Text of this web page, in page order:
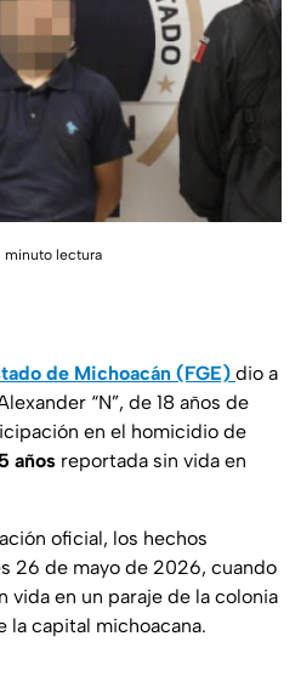
minuto lectura
de Michoacán (FGE) dio a
“N”, de 18 años de
en el homicidio de
años reportada sin vida en
oficial, los hechos
26 de mayo de 2026, cuando
vida en un paraje de la colonia
la capital michoacana.